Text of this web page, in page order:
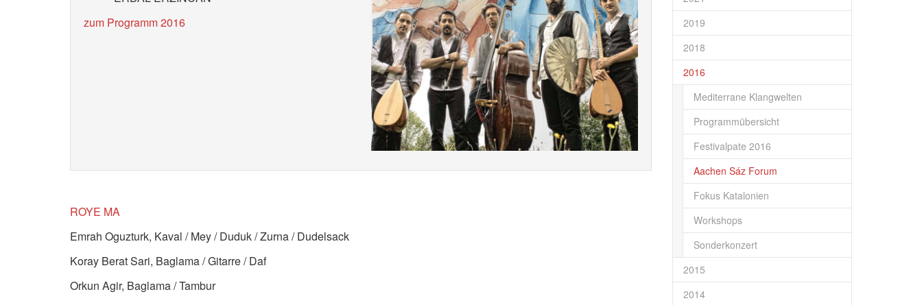
zum Programm 2016
ROYE MA
Emrah Oguzturk, Kaval / Mey / Duduk / Zurna / Dudelsack
Koray Berat Sari, Baglama / Gitarre / Daf
Orkun Agir, Baglama / Tambur
2019
2018
2016
Mediterrane Klangwelten
Programmübersicht
Festivalpate 2016
Aachen Sáz Forum
Fokus Katalonien
Workshops
Sonderkonzert
2015
2014